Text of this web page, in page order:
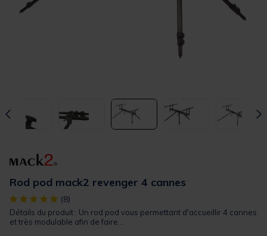
Rod pod mack2 revenger 4 cannes
[object Object] out of 5 Customer Rating
(8)
Détails du produit : Un rod pod vous permettant d'accueillir 4 cannes
et très modulable afin de faire...